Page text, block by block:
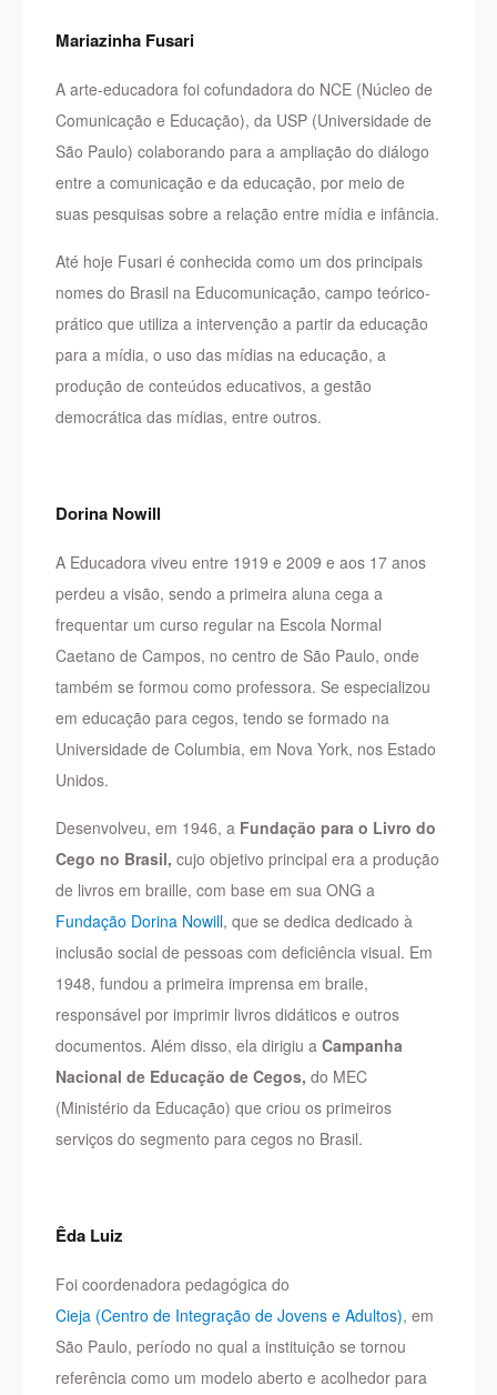
Mariazinha Fusari
A arte-educadora foi cofundadora do NCE (Núcleo de
Comunicação e Educação), da USP (Universidade de
São Paulo) colaborando para a ampliação do diálogo
entre a comunicação e da educação, por meio de
suas pesquisas sobre a relação entre mídia e infância.
Até hoje Fusari é conhecida como um dos principais
nomes do Brasil na Educomunicação, campo teórico-
prático que utiliza a intervenção a partir da educação
para a mídia, o uso das mídias na educação, a
produção de conteúdos educativos, a gestão
democrática das mídias, entre outros.
Dorina Nowill
A Educadora viveu entre 1919 e 2009 e aos 17 anos
perdeu a visão, sendo a primeira aluna cega a
frequentar um curso regular na Escola Normal
Caetano de Campos, no centro de São Paulo, onde
também se formou como professora. Se especializou
em educação para cegos, tendo se formado na
Universidade de Columbia, em Nova York, nos Estado
Unidos.
Desenvolveu, em 1946, a Fundação para o Livro do
Cego no Brasil,cujo objetivoprincipal era a produção
de livros em braille, com base em sua ONG a
Fundação Dorina Nowill, que se dedica dedicado à
inclusão social de pessoas com deficiência visual. Em
1948, fundou a primeira imprensa em braile,
responsável por imprimir livros didáticos e outros
documentos. Além disso, ela dirigiu aCampanha
Nacional de Educação de Cegos,do MEC
(Ministério da Educação) que criou os primeiros
serviços do segmento para cegos no Brasil.
Êda Luiz
Foi coordenadora pedagógica do
Cieja (Centro de Integração de Jovens e Adultos), em
São Paulo, período no qual a instituição se tornou
referência como um modelo aberto e acolhedor para